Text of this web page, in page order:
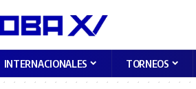
INTERNACIONALES TORNEOS